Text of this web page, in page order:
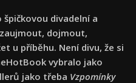
špičkovou divadelní a
dojmout,
u příběhu. Není divu, že si
vybralo jako
jako třeba Vzpomínky